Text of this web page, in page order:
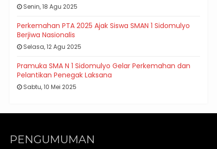
Senin, 18 Agu 2025
Perkemahan PTA 2025 Ajak Siswa SMAN 1 Sidomulyo
Berjiwa Nasionalis
Selasa, 12 Agu 2025
Pramuka SMA N 1 Sidomulyo Gelar Perkemahan dan
Pelantikan Penegak Laksana
Sabtu, 10 Mei 2025
PENGUMUMAN